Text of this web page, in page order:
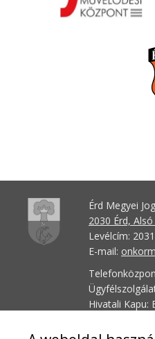
Érd Megyei
2030 Érd,
Levélcím:
E-mail:
Hivatali Kapu: